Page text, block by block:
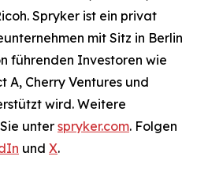
Spryker ist ein privat
mit Sitz in Berlin
führenden Investoren wie
A, Cherry Ventures und
wird. Weitere
unter spryker.com. Folgen
und X.